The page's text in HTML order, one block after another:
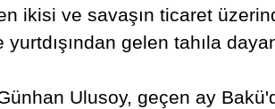
ikisi ve savaşın ticaret
gelen tahıla
Ulusoy, geçen ay